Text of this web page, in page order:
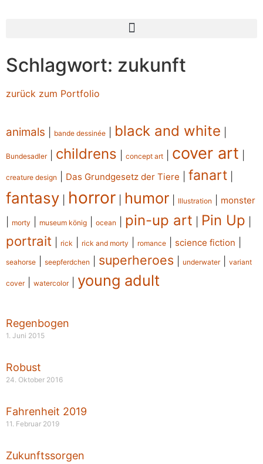
Schlagwort: zukunft
zurück zum Portfolio
animals bande dessinée black and white
Bundesadler| childrens concept art cover art
creature design Das Grundgesetz der Tiere fanart
fantasy horror humor Illustration monster
morty museum könig ocean pin-up art Pin Up
portrait rick rick and morty romance science fiction
seahorse seepferdchen superheroes underwater| variant
cover| watercolor| young adult
Regenbogen
1. Juni 2015
Robust
24. Oktober 2016
Fahrenheit 2019
11. Februar 2019
Zukunftssorgen